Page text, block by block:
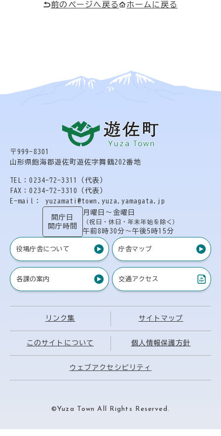
前のページへ戻る ホームに戻る
〒999-8301
山形県飽海郡遊佐町遊佐字舞鶴202番地
TEL：0234-72-3311（代表）
FAX：0234-72-3310（代表）
E-mail： yuzamati@town.yuza.yamagata.jp
開庁日
開庁時間
月曜日〜金曜日
（祝日・休日・年末年始を除く）
午前8時30分〜午後5時15分
役場庁舎について 庁舎マップ
各課の案内 交通アクセス
（PDF）
リンク集 サイトマップ
このサイトについて 個人情報保護方針
ウェブアクセシビリティ
©Yuza Town All Rights Reserved.